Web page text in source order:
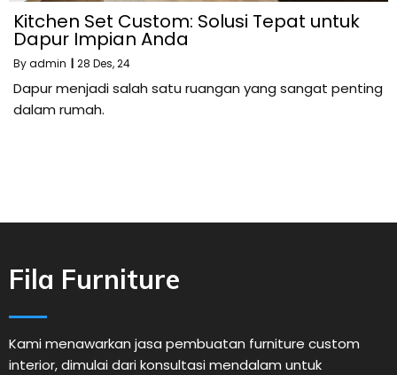
Kitchen Set Custom: Solusi Tepat untuk
Dapur Impian Anda
Byadmin | 28 Des, 24
Dapur menjadi salah satu ruangan yang sangat penting
dalam rumah.
Fila Furniture
Kami menawarkan jasa pembuatan furniture custom
interior, dimulai dari konsultasi mendalam untuk